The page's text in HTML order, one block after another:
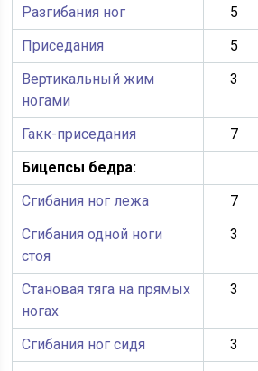
Разгибания ног
5
Приседания
5
Вертикальный жим
ногами
3
Гакк-приседания 7
Бицепсы бедра:
Сгибания ног лежа
7
Сгибания одной ноги
стоя
3
Становая тяга на прямых
ногах
3
Сгибания ног сидя 3